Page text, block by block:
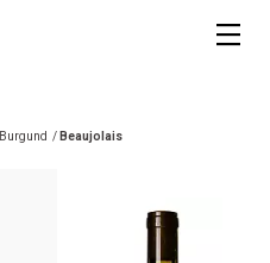
Burgund / Beaujolais